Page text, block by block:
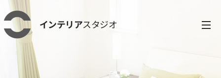
インテリアスタジオ